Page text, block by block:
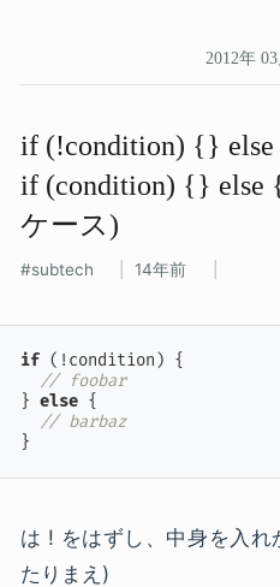
2012年
if (!condition) {}
if (condition) {}
ケース)
subtech 14年前
if (!condition) {
// foobar
} else {
// barbaz
}
は ! をはずし、中身を入
たりまえ)